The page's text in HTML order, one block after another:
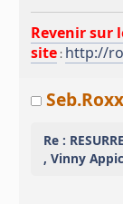
Revenir sur
site : http://
Seb.Roxx
Re :
, Vinny